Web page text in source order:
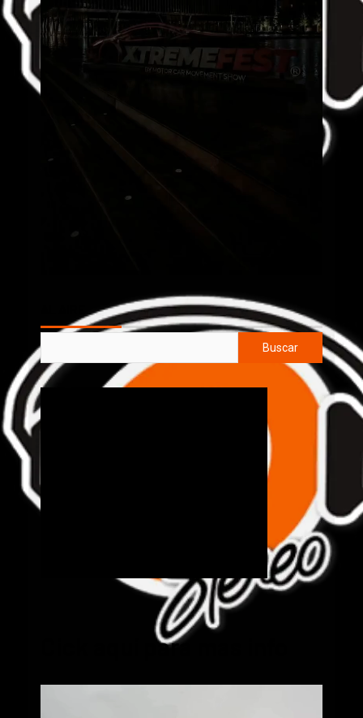
Buscar
Cick aquí para mas info